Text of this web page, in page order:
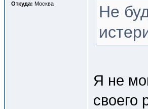
Откуда: Москва
Не
Я не
своего